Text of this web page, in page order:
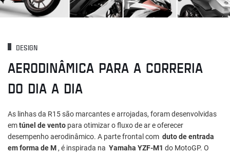
DESIGN
AERODINÂMICA PARA A CORRERIA
DO DIA A DIA
As linhas da R15 são marcantes e arrojadas, foram desenvolvidas
emtúnel de vento para otimizar o fluxo de ar e oferecer
desempenho aerodinâmico. A parte frontal com duto de entrada
em forma de M , é inspirada na Yamaha YZF-M1 do MotoGP. O